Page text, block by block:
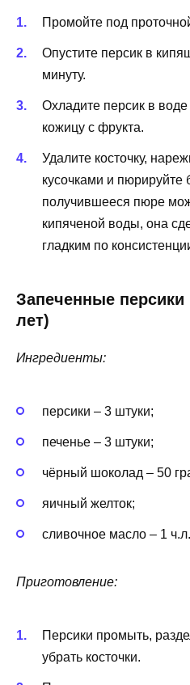
Промойте под
Опустите персик в
минуту.
Охладите персик в
кожицу с фрукта.
Удалите косточку,
кусочками и пюрируйте
получившееся пюре
кипяченой воды, она
гладким по
Запеченные персики
лет)
Ингредиенты:
персики – 3 штуки;
печенье – 3 штуки;
чёрный шоколад – 50
яичный желток;
сливочное масло – 1 ч.л.
Приготовление:
Персики промыть,
убрать косточки.